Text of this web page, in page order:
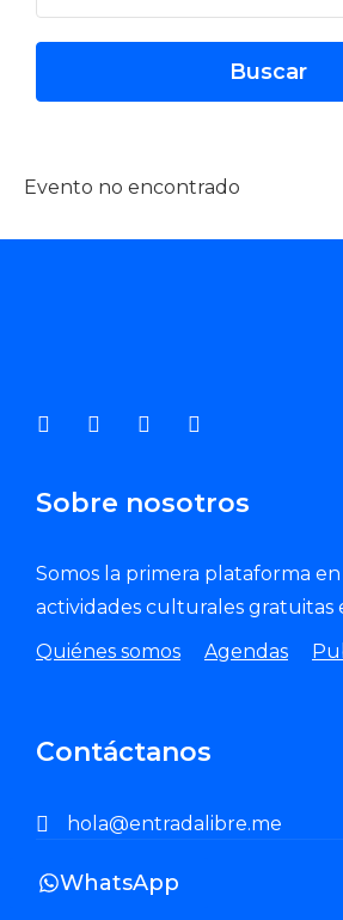
Evento no encontrado
Sobre nosotros
Somos la primera plataforma
actividades culturales gratuitas
Quiénes somos
Agendas
Contáctanos
hola@entradalibre.me
WhatsApp